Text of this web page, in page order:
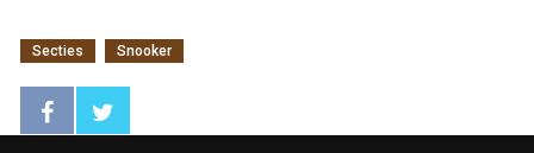
Secties Snooker